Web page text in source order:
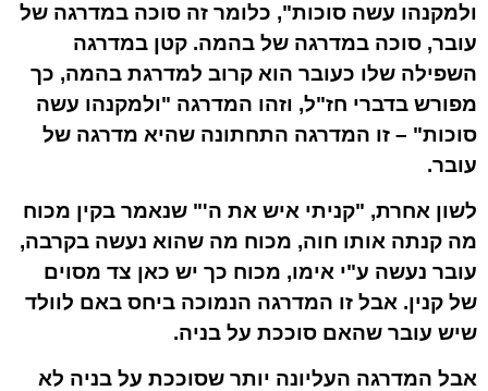
ולמקנהו עשה סוכות", כלומר זה סוכה במדרגה של
עובר, סוכה במדרגה של בהמה. קטן במדרגה
השפילה שלו כעובר הוא קרוב למדרגת בהמה, כך
מפורש בדברי חז"ל, וזהו המדרגה "ולמקנהו עשה
סוכות" – זו המדרגה התחתונה שהיא מדרגה של
עובר.
לשון אחרת, "קניתי איש את ה'" שנאמר בקין מכוח
מה קנתה אותו חוה, מכוח מה שהוא נעשה בקרבה,
עובר נעשה ע"י אימו, מכוח כך יש כאן צד מסוים
של קנין. אבל זו המדרגה הנמוכה ביחס באם לוולד
שיש עובר שהאם סוככת על בניה.
אבל המדרגה העליונה יותר שסוככת על בניה לא